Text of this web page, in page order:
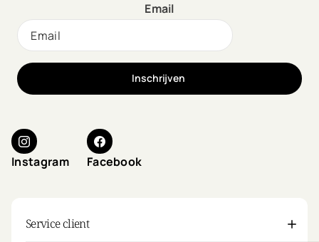
Email
Inschrijven
Instagram Facebook
Service client